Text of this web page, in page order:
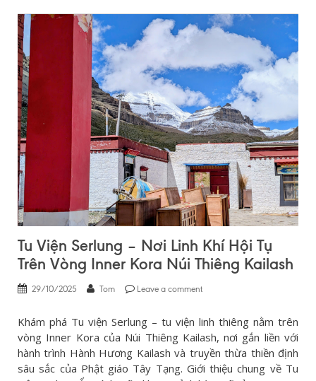
Tu Viện Serlung – Nơi Linh Khí Hội Tụ
Trên Vòng Inner Kora Núi Thiêng Kailash
29/10/2025 Tom Leave a comment
Khám phá Tu viện Serlung – tu viện linh thiêng nằm trên
vòng Inner Kora của Núi Thiêng Kailash, nơi gắn liền với
hành trình Hành Hương Kailash và truyền thừa thiền định
sâu sắc của Phật giáo Tây Tạng. Giới thiệu chung về Tu